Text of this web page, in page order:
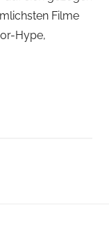
Filme
Hype,